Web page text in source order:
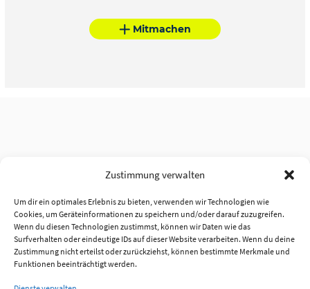
Zustimmung verwalten
Um dir ein optimales Erlebnis zu bieten, verwenden wir Technologien wie
Cookies, um Geräteinformationen zu speichern und/oder darauf zuzugreifen.
Wenn du diesen Technologien zustimmst, können wir Daten wie das
Surfverhalten oder eindeutige IDs auf dieser Website verarbeiten. Wenn du deine
Zustimmung nicht erteilst oder zurückziehst, können bestimmte Merkmale und
Funktionen beeinträchtigt werden.
Mitmachen